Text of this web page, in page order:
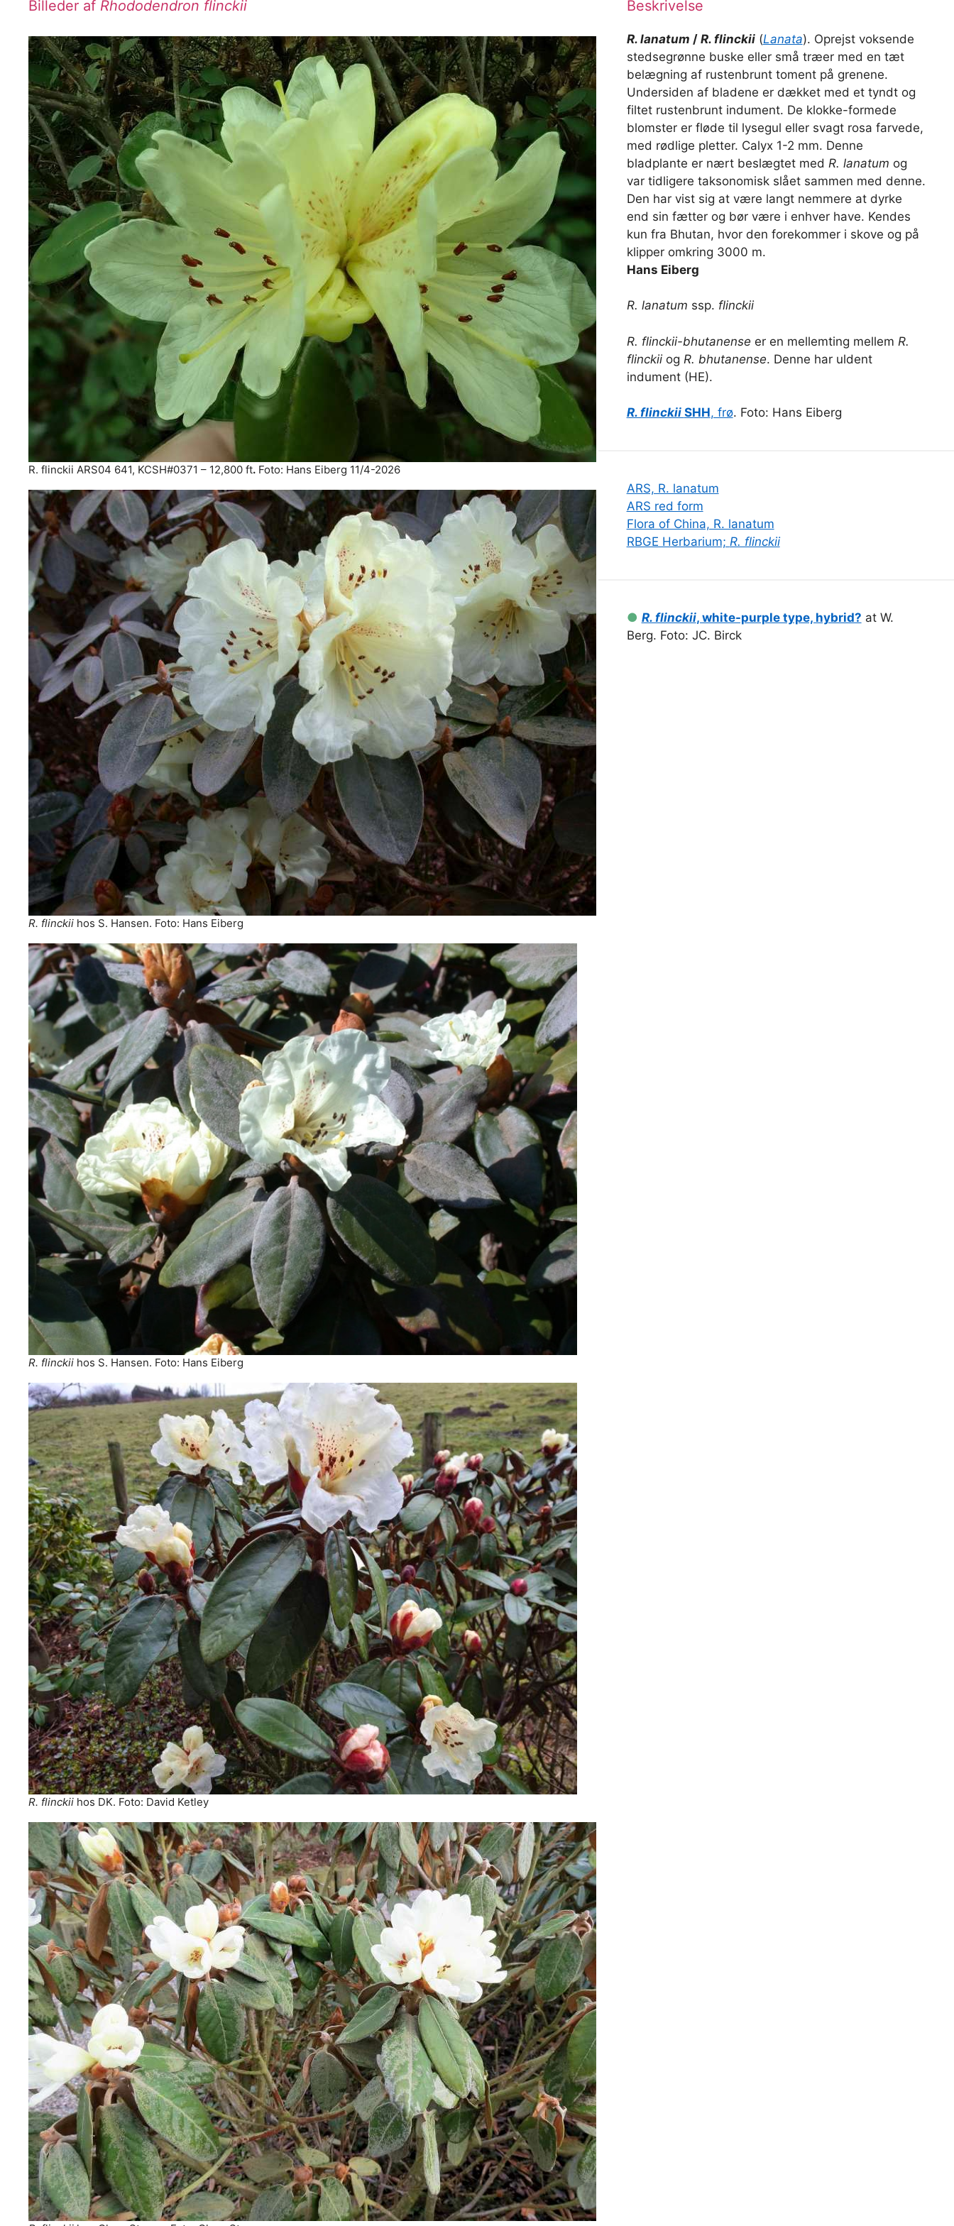
Billeder af Rhododendron flinckii
R. flinckii ARS04 641, KCSH#0371 – 12,800 ft. Foto: Hans Eiberg 11/4-2026
R. flinckii hos S. Hansen. Foto: Hans Eiberg
R. flinckii hos S. Hansen. Foto: Hans Eiberg
R. flinckii hos DK. Foto: David Ketley
Beskrivelse
R. lanatum / R. flinckii(Lanata). Oprejst voksende
stedsegrønne buske eller små træer med en tæt
belægning af rustenbrunt toment på grenene.
Undersiden af bladene er dækket med et tyndt og
filtet rustenbrunt indument. De klokke-formede
blomster er fløde til lysegul eller svagt rosa farvede,
med rødlige pletter. Calyx 1-2 mm. Denne
bladplante er nært beslægtet med R. lanatum og
var tidligere taksonomisk slået sammen med denne.
Den har vist sig at være langt nemmere at dyrke
end sin fætter og bør være i enhver have. Kendes
kun fra Bhutan, hvor den forekommer i skove og på
klipper omkring 3000 m.
Hans Eiberg
R. lanatum ssp. flinckii
R. flinckii-bhutanense er en mellemting mellem R.
flinckiiog R. bhutanense. Denne har uldent
indument (HE).
R. flinckii SHH, frø. Foto: Hans Eiberg
ARS, R. lanatum
ARS red form
Flora of China, R. lanatum
RBGE Herbarium; R. flinckii
● R. flinckii, white-purple type, hybrid? at W.
Berg. Foto: JC. Birck